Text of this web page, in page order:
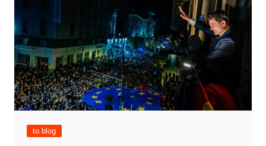
to blog